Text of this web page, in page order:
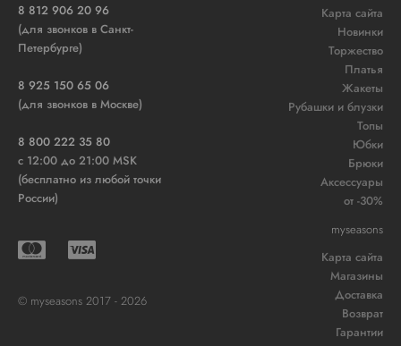
8 812 906 20 96
(для звонков в Санкт-
Петербурге)
8 925 150 65 06
(для звонков в Москве)
8 800 222 35 80
c 12:00 до 21:00 MSK
(бесплатно из любой точки
России)
© myseasons 2017 - 2026
Карта сайта
Новинки
Торжество
Платья
Жакеты
Рубашки и блузки
Топы
Юбки
Брюки
Аксессуары
от -30%
myseasons
Карта сайта
Магазины
Доставка
Возврат
Гарантии